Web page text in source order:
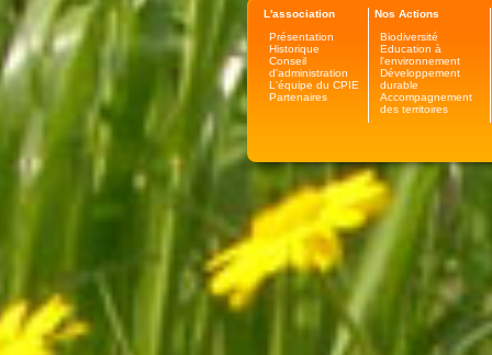
L'association
Présentation
Historique
Conseil
d'administration
L'équipe du CPIE
Partenaires
Nos Actions
Biodiversité
Education à
l'environnement
Développement
durable
Accompagnement
des territoires